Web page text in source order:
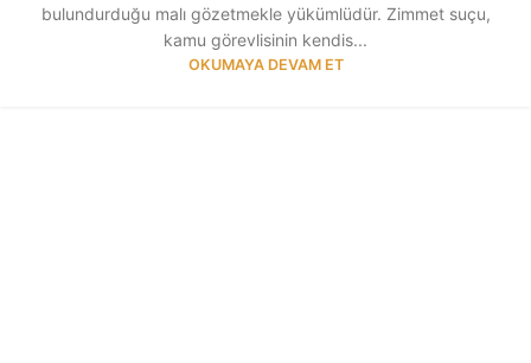
bulundurduğu malı gözetmekle yükümlüdür. Zimmet suçu,
kamu görevlisinin kendis...
OKUMAYA DEVAM ET